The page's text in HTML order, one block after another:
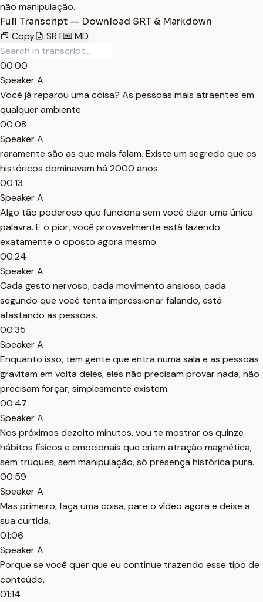
não manipulação.
Full Transcript — Download SRT & Markdown
Copy
SRT MD
00:00
Speaker A
Você já reparou uma coisa? As pessoas mais atraentes em
qualquer ambiente
00:08
Speaker A
raramente são as que mais falam. Existe um segredo que os
históricos dominavam há 2000 anos.
00:13
Speaker A
Algo tão poderoso que funciona sem você dizer uma única
palavra. E o pior, você provavelmente está fazendo
exatamente o oposto agora mesmo.
00:24
Speaker A
Cada gesto nervoso, cada movimento ansioso, cada
segundo que você tenta impressionar falando, está
afastando as pessoas.
00:35
Speaker A
Enquanto isso, tem gente que entra numa sala e as pessoas
gravitam em volta deles, eles não precisam provar nada, não
precisam forçar, simplesmente existem.
00:47
Speaker A
Nos próximos dezoito minutos, vou te mostrar os quinze
hábitos físicos e emocionais que criam atração magnética,
sem truques, sem manipulação, só presença histórica pura.
00:59
Speaker A
Mas primeiro, faça uma coisa, pare o vídeo agora e deixe a
sua curtida.
01:06
Speaker A
Porque se você quer que eu continue trazendo esse tipo de
conteúdo,
01:14